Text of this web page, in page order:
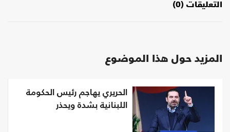
التعليقات (0)
المزيد حول هذا الموضوع
الحريري يهاجم رئيس الحكومة
اللبنانية بشدة ويحذر